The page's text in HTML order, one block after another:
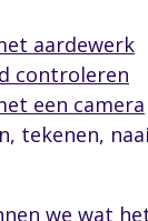
aardewerk
controleren
een camera
tekenen,
we wat